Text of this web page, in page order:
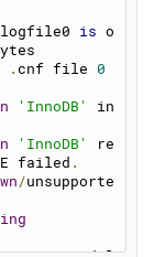
оста
системных
виртуально
успешно
ос
is o
. cnf file 0
'InnoDB'
in
'InnoDB'
re
failed .
/unsupporte